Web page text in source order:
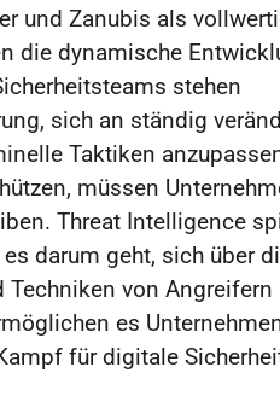
und Zanubis als
die dynamische
stehen
sich an ständig
Taktiken
müssen
Threat Intelligence
darum geht, sich über
von Angreifern
es
für digitale